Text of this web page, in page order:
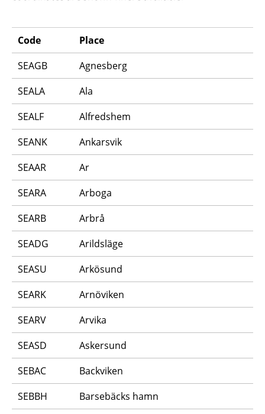
Code
Place
SEAGB
Agnesberg
SEALA
Ala
SEALF
Alfredshem
SEANK
Ankarsvik
SEAAR
Ar
SEARA
Arboga
SEARB
Arbrå
SEADG
Arildsläge
SEASU
Arkösund
SEARK
Arnöviken
SEARV
Arvika
SEASD
Askersund
SEBAC
Backviken
SEBBH
Barsebäcks hamn